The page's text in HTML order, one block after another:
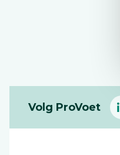
Volg ProVoet